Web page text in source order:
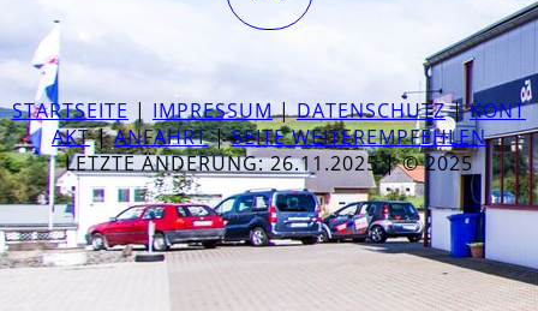
STARTSEITE | IMPRESSUM|DATENSCHUTZ|KONT
AKT|ANFAHRT|SEITE WEITEREMPFEHLEN
LETZTE ÄNDERUNG: 26.11.2025 | © 2025